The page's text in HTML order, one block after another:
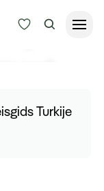
Turkije